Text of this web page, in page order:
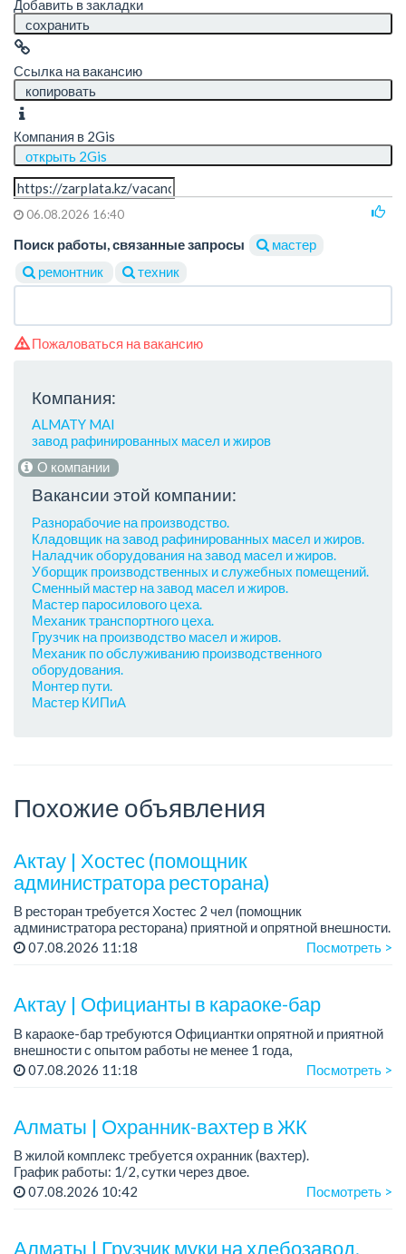
Добавить в закладки
сохранить
Ссылка на вакансию
копировать
Компания в 2Gis
открыть 2Gis
06.08.2026 16:40
Поиск работы, связанные запросы
мастер
ремонтник
техник
Пожаловаться на вакансию
Компания:
ALMATY MAI
завод рафинированных масел и жиров
О компании
Вакансии этой компании:
Разнорабочие на производство.
Кладовщик на завод рафинированных масел и жиров.
Наладчик оборудования на завод масел и жиров.
Уборщик производственных и служебных помещений.
Сменный мастер на завод масел и жиров.
Мастер паросилового цеха.
Механик транспортного цеха.
Грузчик на производство масел и жиров.
Механик по обслуживанию производственного
оборудования.
Монтер пути.
Мастер КИПиА
Похожие объявления
Актау | Хостес (помощник
администратора ресторана)
В ресторан требуется Хостес 2 чел (помощник
администратора ресторана) приятной и опрятной внешности.
Требования: ответственная, с опытом работы в ресторане,
07.08.2026 11:18 Посмотреть >
Актау | Официанты в караоке-бар
В караоке-бар требуются Официантки опрятной и приятной
внешности с опытом работы не менее 1 года,
совершеннолетние
— Удобный сменный график
...
07.08.2026 11:18 Посмотреть >
Алматы | Охранник-вахтер в ЖК
В жилой комплекс требуется охранник (вахтер).
График работы: 1/2, сутки через двое.
Требования: без вредных привычек. ...
07.08.2026 10:42 Посмотреть >
Алматы | Грузчик муки на хлебозавод.